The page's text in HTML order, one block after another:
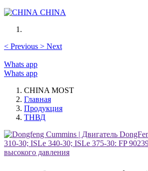
CHINA
< Previous > Next
Whats app
Whats app
CHINA MOST
Главная
Продукция
ТНВД